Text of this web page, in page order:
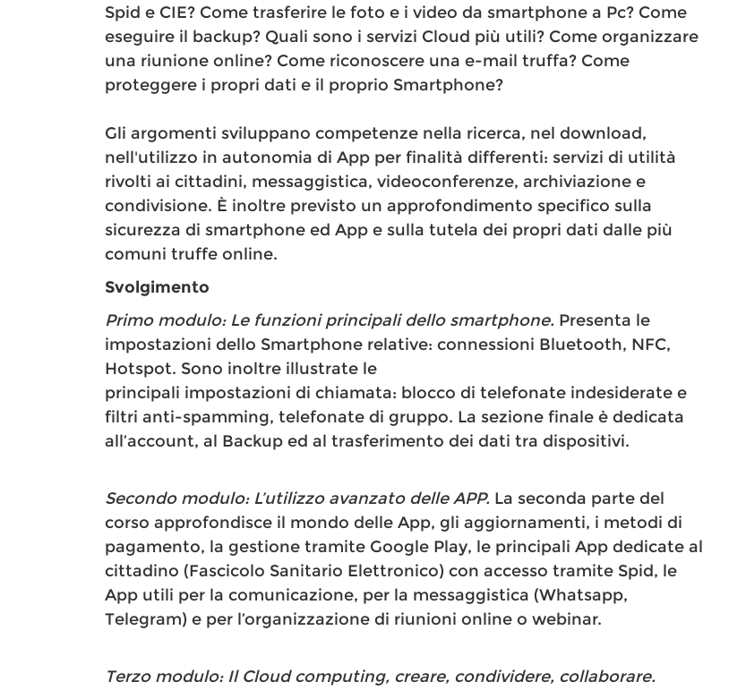
Spid e CIE? Come trasferire le foto e i video da smartphone a Pc? Come
eseguire il backup? Quali sono i servizi Cloud più utili? Come organizzare
una riunione online? Come riconoscere una e-mail truffa? Come
proteggere i propri dati e il proprio Smartphone?
Gli argomenti sviluppano competenze nella ricerca, nel download,
nell'utilizzo in autonomia di App per finalità differenti: servizi di utilità
rivolti ai cittadini, messaggistica, videoconferenze, archiviazione e
condivisione. È inoltre previsto un approfondimento specifico sulla
sicurezza di smartphone ed App e sulla tutela dei propri dati dalle più
comuni truffe online.
Svolgimento
Primo modulo: Le funzioni principali dello smartphone. Presenta le
impostazioni dello Smartphone relative: connessioni Bluetooth, NFC,
Hotspot. Sono inoltre illustrate le
principali impostazioni di chiamata: blocco di telefonate indesiderate e
filtri anti-spamming, telefonate di gruppo. La sezione finale è dedicata
all’account, al Backup ed al trasferimento dei dati tra dispositivi.
Secondo modulo: L’utilizzo avanzato delle APP. La seconda parte del
corso approfondisce il mondo delle App, gli aggiornamenti, i metodi di
pagamento, la gestione tramite Google Play, le principali App dedicate al
cittadino (Fascicolo Sanitario Elettronico) con accesso tramite Spid, le
App utili per la comunicazione, per la messaggistica (Whatsapp,
Telegram) e per l’organizzazione di riunioni online o webinar.
Terzo modulo: Il Cloud computing, creare, condividere, collaborare.